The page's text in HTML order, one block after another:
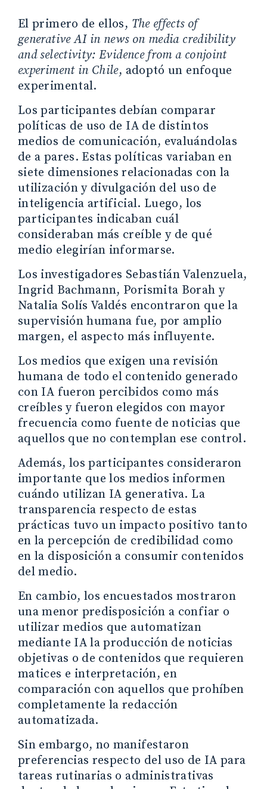
El primero de ellos, The effects of
generative AI in news on media credibility
and selectivity: Evidence from a conjoint
experiment in Chile, adoptó un enfoque
experimental.
Los participantes debían comparar
políticas de uso de IA de distintos
medios de comunicación, evaluándolas
de a pares. Estas políticas variaban en
siete dimensiones relacionadas con la
utilización y divulgación del uso de
inteligencia artificial. Luego, los
participantes indicaban cuál
consideraban más creíble y de qué
medio elegirían informarse.
Los investigadores Sebastián Valenzuela,
Ingrid Bachmann, Porismita Borah y
Natalia Solís Valdés encontraron que la
supervisión humana fue, por amplio
margen, el aspecto más influyente.
Los medios que exigen una revisión
humana de todo el contenido generado
con IA fueron percibidos como más
creíbles y fueron elegidos con mayor
frecuencia como fuente de noticias que
aquellos que no contemplan ese control.
Además, los participantes consideraron
importante que los medios informen
cuándo utilizan IA generativa. La
transparencia respecto de estas
prácticas tuvo un impacto positivo tanto
en la percepción de credibilidad como
en la disposición a consumir contenidos
del medio.
En cambio, los encuestados mostraron
una menor predisposición a confiar o
utilizar medios que automatizan
mediante IA la producción de noticias
objetivas o de contenidos que requieren
matices e interpretación, en
comparación con aquellos que prohíben
completamente la redacción
automatizada.
Sin embargo, no manifestaron
preferencias respecto del uso de IA para
tareas rutinarias o administrativas